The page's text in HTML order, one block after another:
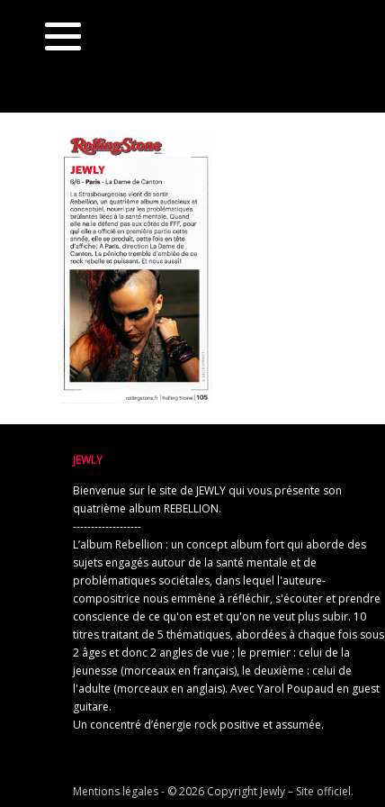
JEWLY
Bienvenue sur le site de JEWLY qui vous présente son
quatrième album REBELLION.
-------------------
L’album Rebellion : un concept album fort qui aborde des
sujets engagés autour de la santé mentale et de
problématiques sociétales, dans lequel l'auteure-
compositrice nous emmène à réfléchir, s'écouter et prendre
conscience de ce qu'on est et qu'on ne veut plus subir. 10
titres traitant de 5 thématiques, abordées à chaque fois sous
2 âges et donc 2 angles de vue ; le premier : celui de la
jeunesse (morceaux en français), le deuxième : celui de
l'adulte (morceaux en anglais). Avec Yarol Poupaud en guest
guitare.
Un concentré d’énergie rock positive et assumée.
Mentions légales- © 2026 Copyright Jewly – Site officiel.